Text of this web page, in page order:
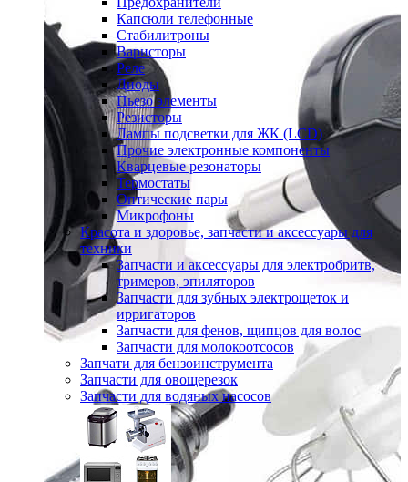
Капсюли телефонные
Стабилитроны
Варисторы
Реле
Диоды
Пьезо элементы
Резисторы
Лампы подсветки для ЖК (LCD)
Прочие электронные компоненты
Кварцевые резонаторы
Термостаты
Оптические пары
Микрофоны
Красота и здоровье, запчасти и аксессуары для
техники
Запчасти и аксессуары для электробритв,
тримеров, эпиляторов
Запчасти для зубных электрощеток и
ирригаторов
Запчасти для фенов, щипцов для волос
Запчасти для молокоотсосов
Запчати для бензоинструмента
Запчасти для овощерезок
Запчасти для водяных насосов